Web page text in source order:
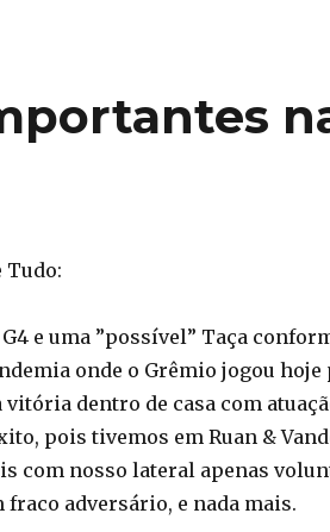
Tudo:
e uma ”possível” Taça
onde o Grêmio jogou hoje
dentro de casa com
pois tivemos em Ruan &
com nosso lateral apenas
adversário, e nada mais.